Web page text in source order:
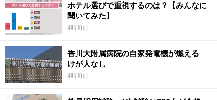
ホテル選びで重視するのは？【みんなに
聞いてみた】
4時間前
香川大附属病院の自家発電機が燃える
けが人なし
4時間前